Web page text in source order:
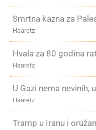
Smrtna kazna za
Haaretz
Hvala za 80 godina
Haaretz
U Gazi nema nevinih,
Haaretz
Tramp u Iranu i